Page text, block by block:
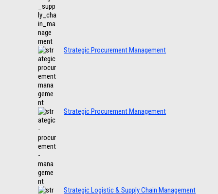
Strategic Procurement Management
Strategic Procurement Management
Strategic Logistic & Supply Chain Management